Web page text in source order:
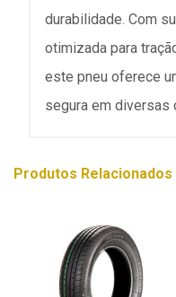
durabilidade. Com
otimizada para
este pneu oferece
segura em diversas
Produtos Relacionados